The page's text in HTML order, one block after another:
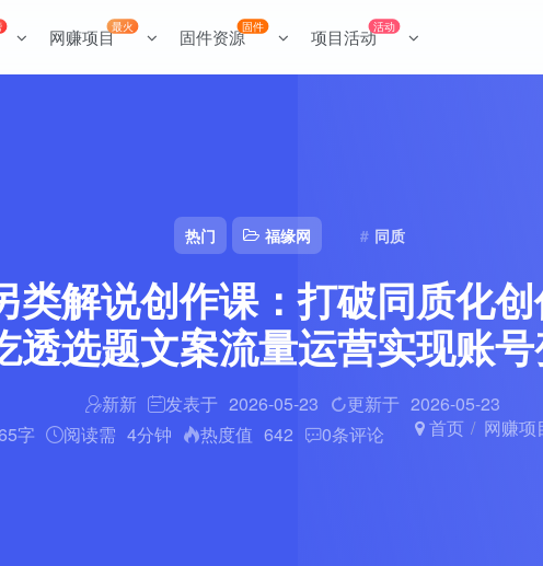
热门 福缘网 同质
类解说创作课：打破同质化
透选题文案流量运营实现账
新新 发表于 2026-05-23 更新于 2026-05-23
字 阅读需 4分钟 热度值 642 0条评论 首页 网赚项
网赚项目最火 固件资源固件 项目活动活动